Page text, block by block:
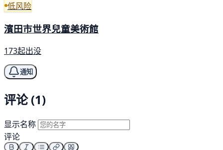
低风险
濱田市世界兒童美術館
173起出没
通知
评论 (1)
显示名称
评论